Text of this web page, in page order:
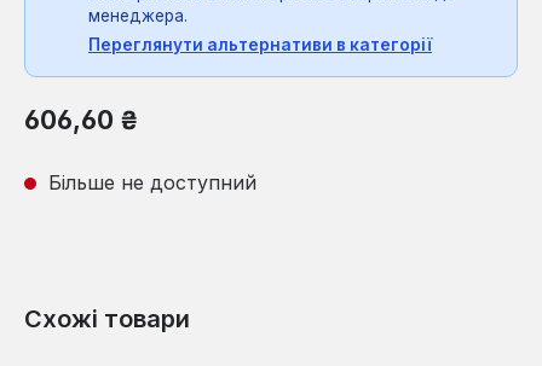
менеджера.
Переглянути альтернативи в категорії
Звичайна ціна:
606,60 ₴
Більше не доступний
Схожі товари